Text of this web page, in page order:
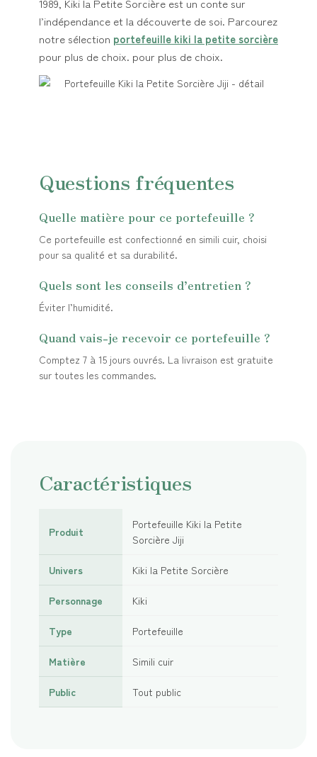
l’indépendance et la découverte de soi. Parcourez
notre sélection portefeuille kiki la petite sorcière
pour plus de choix. pour plus de choix.
Questions fréquentes
Quelle matière pour ce portefeuille ?
Ce portefeuille est confectionné en simili cuir, choisi
pour sa qualité et sa durabilité.
Quels sont les conseils d’entretien ?
Éviter l’humidité.
Quand vais-je recevoir ce portefeuille ?
Comptez 7 à 15 jours ouvrés. La livraison est gratuite
sur toutes les commandes.
Caractéristiques
Produit
Portefeuille Kiki la Petite
Sorcière Jiji
Univers Kiki la Petite Sorcière
Personnage Kiki
Type Portefeuille
Matière Simili cuir
Public Tout public